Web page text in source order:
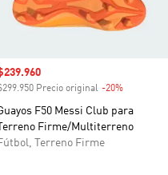
de venta
Precio original -20%
F50 Messi Club para
Terreno Firme/Multiterreno
Terreno Firme